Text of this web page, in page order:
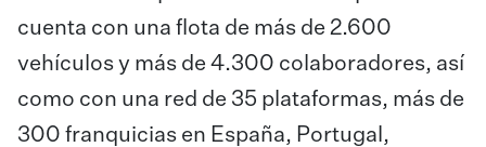
cuenta con una flota de más de 2.600
vehículos y más de 4.300 colaboradores, así
como con una red de 35 plataformas, más de
300 franquicias en España, Portugal,